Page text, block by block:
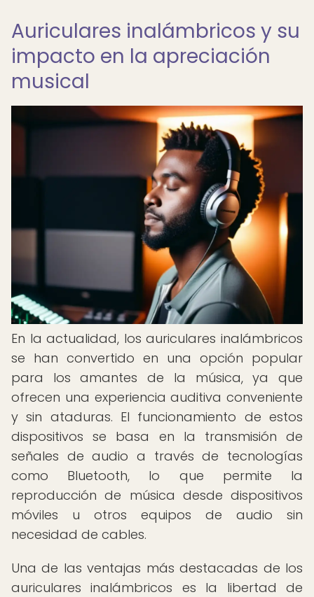
Auriculares inalámbricos y su
impacto en la apreciación
musical
En la actualidad, los auriculares inalámbricos
se han convertido en una opción popular
para los amantes de la música, ya que
ofrecen una experiencia auditiva conveniente
y sin ataduras. El funcionamiento de estos
dispositivos se basa en la transmisión de
señales de audio a través de tecnologías
como Bluetooth, lo que permite la
reproducción de música desde dispositivos
móviles u otros equipos de audio sin
necesidad de cables.
Una de las ventajas más destacadas de los
auriculares inalámbricos es la libertad de